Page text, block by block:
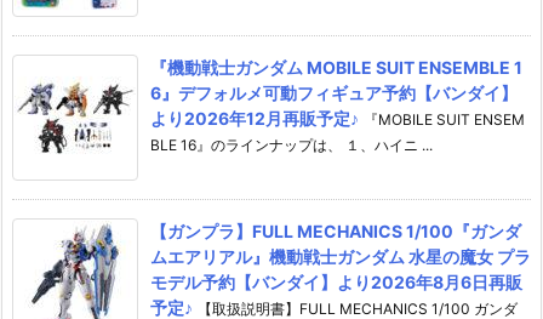
『機動戦士ガンダム MOBILE SUIT ENSEMBLE 1
6』デフォルメ可動フィギュア予約【バンダイ】
より2026年12月再販予定♪
『MOBILE SUIT ENSEM
BLE 16』のラインナップは、 １、ハイニ ...
【ガンプラ】FULL MECHANICS 1/100『ガンダ
ムエアリアル』機動戦士ガンダム 水星の魔女 プラ
モデル予約【バンダイ】より2026年8月6日再販
予定♪
【取扱説明書】FULL MECHANICS 1/100 ガンダ